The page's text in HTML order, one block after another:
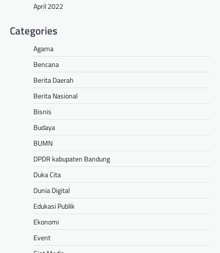
April 2022
Categories
Agama
Bencana
Berita Daerah
Berita Nasional
Bisnis
Budaya
BUMN
DPDR kabupaten Bandung
Duka Cita
Dunia Digital
Edukasi Publik
Ekonomi
Event